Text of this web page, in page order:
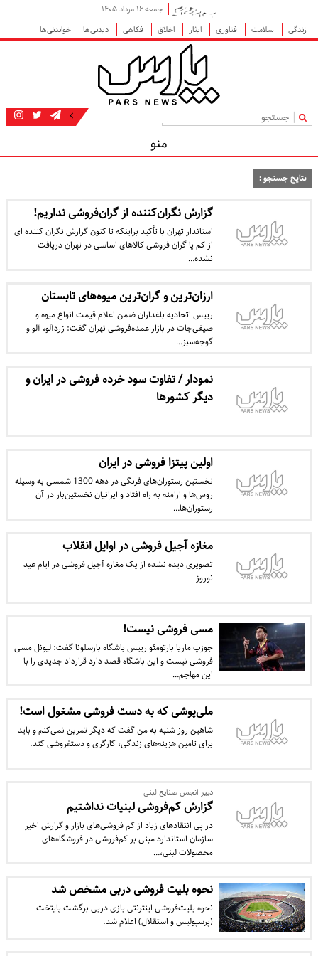
جمعه ۱۶ مرداد ۱۴۰۵
زندگی
سلامت فناوری ایثار اخلاق فکاهی دیدنی‌ها خواندنی‌ها
|
منو
نتایج جستجو :
گزارش نگران‌کننده‌ از گران‌فروشی نداریم!
استاندار تهران با تأکید براینکه تا کنون گزارش نگران کننده ای
از کم یا گران فروشی کالاهای اساسی در تهران دریافت
نشده…
ارزان‌ترین و گران‌ترین میوه‌های تابستان
رییس اتحادیه باغداران ضمن اعلام قیمت انواع میوه و
صیفی‌جات در بازار عمده‌فروشی تهران گفت: زرد‌آلو، آلو و
گوجه‌سبز…
نمودار / تفاوت سود خرده فروشی در ایران و
دیگر کشورها
اولین پیتزا فروشی در ایران
نخستین رستوران‌های فرنگی در دهه 1300 شمسی به وسیله
روس‌ها و ارامنه به راه افتاد و ایرانیان نخستین‌بار در آن
رستوران‌ها…
مغازه آجیل فروشی در اوایل انقلاب
تصویری دیده نشده از یک مغازه آجیل فروشی در ایام عید
نوروز
مسی فروشی نیست!
جوزپ ماریا بارتومئو رییس باشگاه بارسلونا گفت: لیونل مسی
فروشی نیست و این باشگاه قصد دارد قرارداد جدیدی را با
این مهاجم…
ملی‌پوشی که به دست فروشی مشغول است!
شاهین روز شنبه به من گفت که دیگر تمرین نمی‌کنم و باید
برای تامین هزینه‌های زندگی، کارگری و دستفروشی کند.
دبیر انجمن صنایع لبنی
گزارش کم‌فروشی لبنیات‌ نداشتیم
در پی انتقادهای زیاد از کم فروشی‌های بازار و گزارش اخیر
سازمان استاندارد مبنی بر کم‌فروشی در فروشگاه‌های
محصولات لبنی،…
نحوه بلیت فروشی دربی مشخص شد
نحوه بلیت‌فروشی اینترنتی بازی دربی برگشت پایتخت
(پرسپولیس و استقلال) اعلام شد.